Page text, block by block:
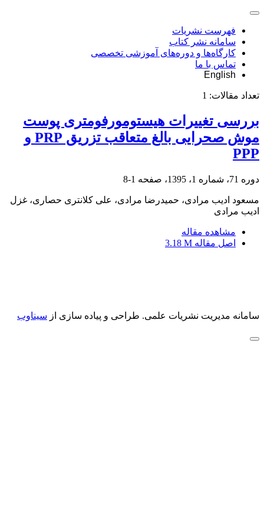
فهرست نشریات
سامانه نشر کتاب
کارگاه‌ها و دوره‌های آموزشی تخصصی
تماس با ما
English
تعداد مقالات: 1
بررسی تغییرات هیستومورفومتری پوست
موش صحرایی بالغ متعاقب تزریق PRP و
PPP
دوره 71، شماره 1، 1395، صفحه 1-8
مسعود ادیب مرادی، حمیدرضا مرادی، علی کلانتری حصاری، غزل
ادیب مرادی
مشاهده مقاله
اصل مقاله 3.18 M
سامانه مدیریت نشریات علمی. طراحی و پیاده سازی از سیناوب